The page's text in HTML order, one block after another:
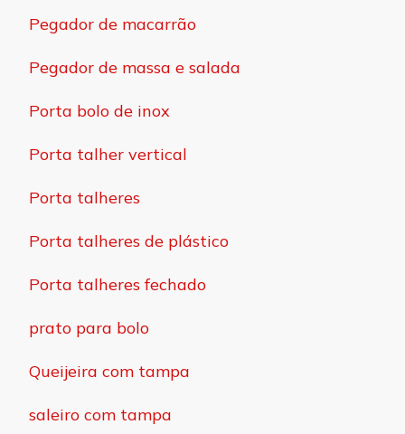
Pegador de macarrão
Pegador de massa e salada
Porta bolo de inox
Porta talher vertical
Porta talheres
Porta talheres de plástico
Porta talheres fechado
prato para bolo
Queijeira com tampa
saleiro com tampa